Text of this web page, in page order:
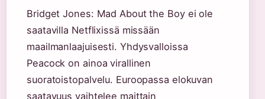
Bridget Jones: Mad About the Boy ei ole
saatavilla Netflixissä missään
maailmanlaajuisesti. Yhdysvalloissa
Peacock on ainoa virallinen
suoratoistopalvelu. Euroopassa elokuvan
saatavuus vaihtelee maittain